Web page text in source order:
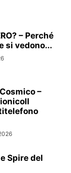
– Perché
si vedono...
–
Spire del